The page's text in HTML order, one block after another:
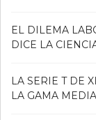
EL DILEMA
DICE LA
LA SERIE T DE
LA GAMA